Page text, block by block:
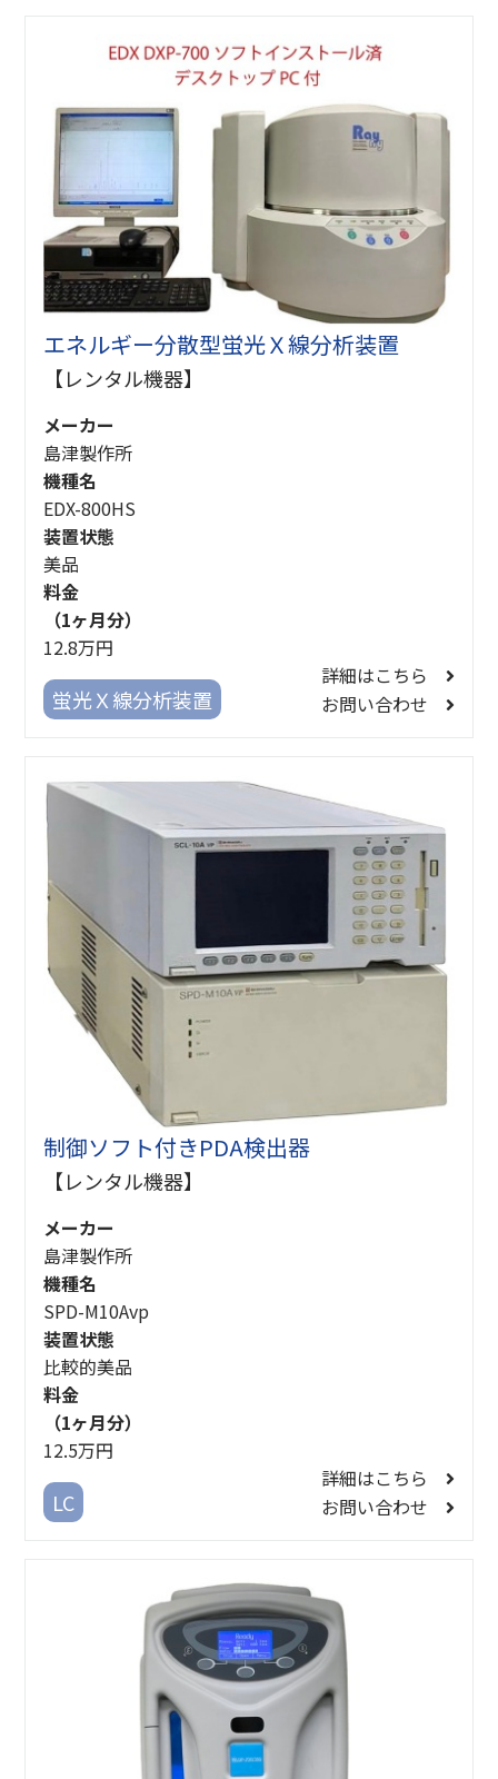
蛍光Ｘ線分析装置
エネルギー分散型蛍光Ｘ線分析装置
【レンタル機器】
メーカー
島津製作所
機種名
EDX-800HS
装置状態
美品
料金
（1ヶ月分）
12.8万円
詳細はこちら
お問い合わせ
LC
制御ソフト付きPDA検出器
【レンタル機器】
メーカー
島津製作所
機種名
SPD-M10Avp
装置状態
比較的美品
料金
（1ヶ月分）
12.5万円
詳細はこちら
お問い合わせ